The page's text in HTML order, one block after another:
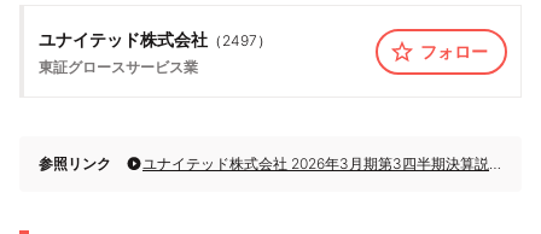
ユナイテッド株式会社 （ 2497 ）
東証グロースサービス業
フォロー
参照リンク ユナイテッド株式会社 2026年3月期第3四半期決算説明